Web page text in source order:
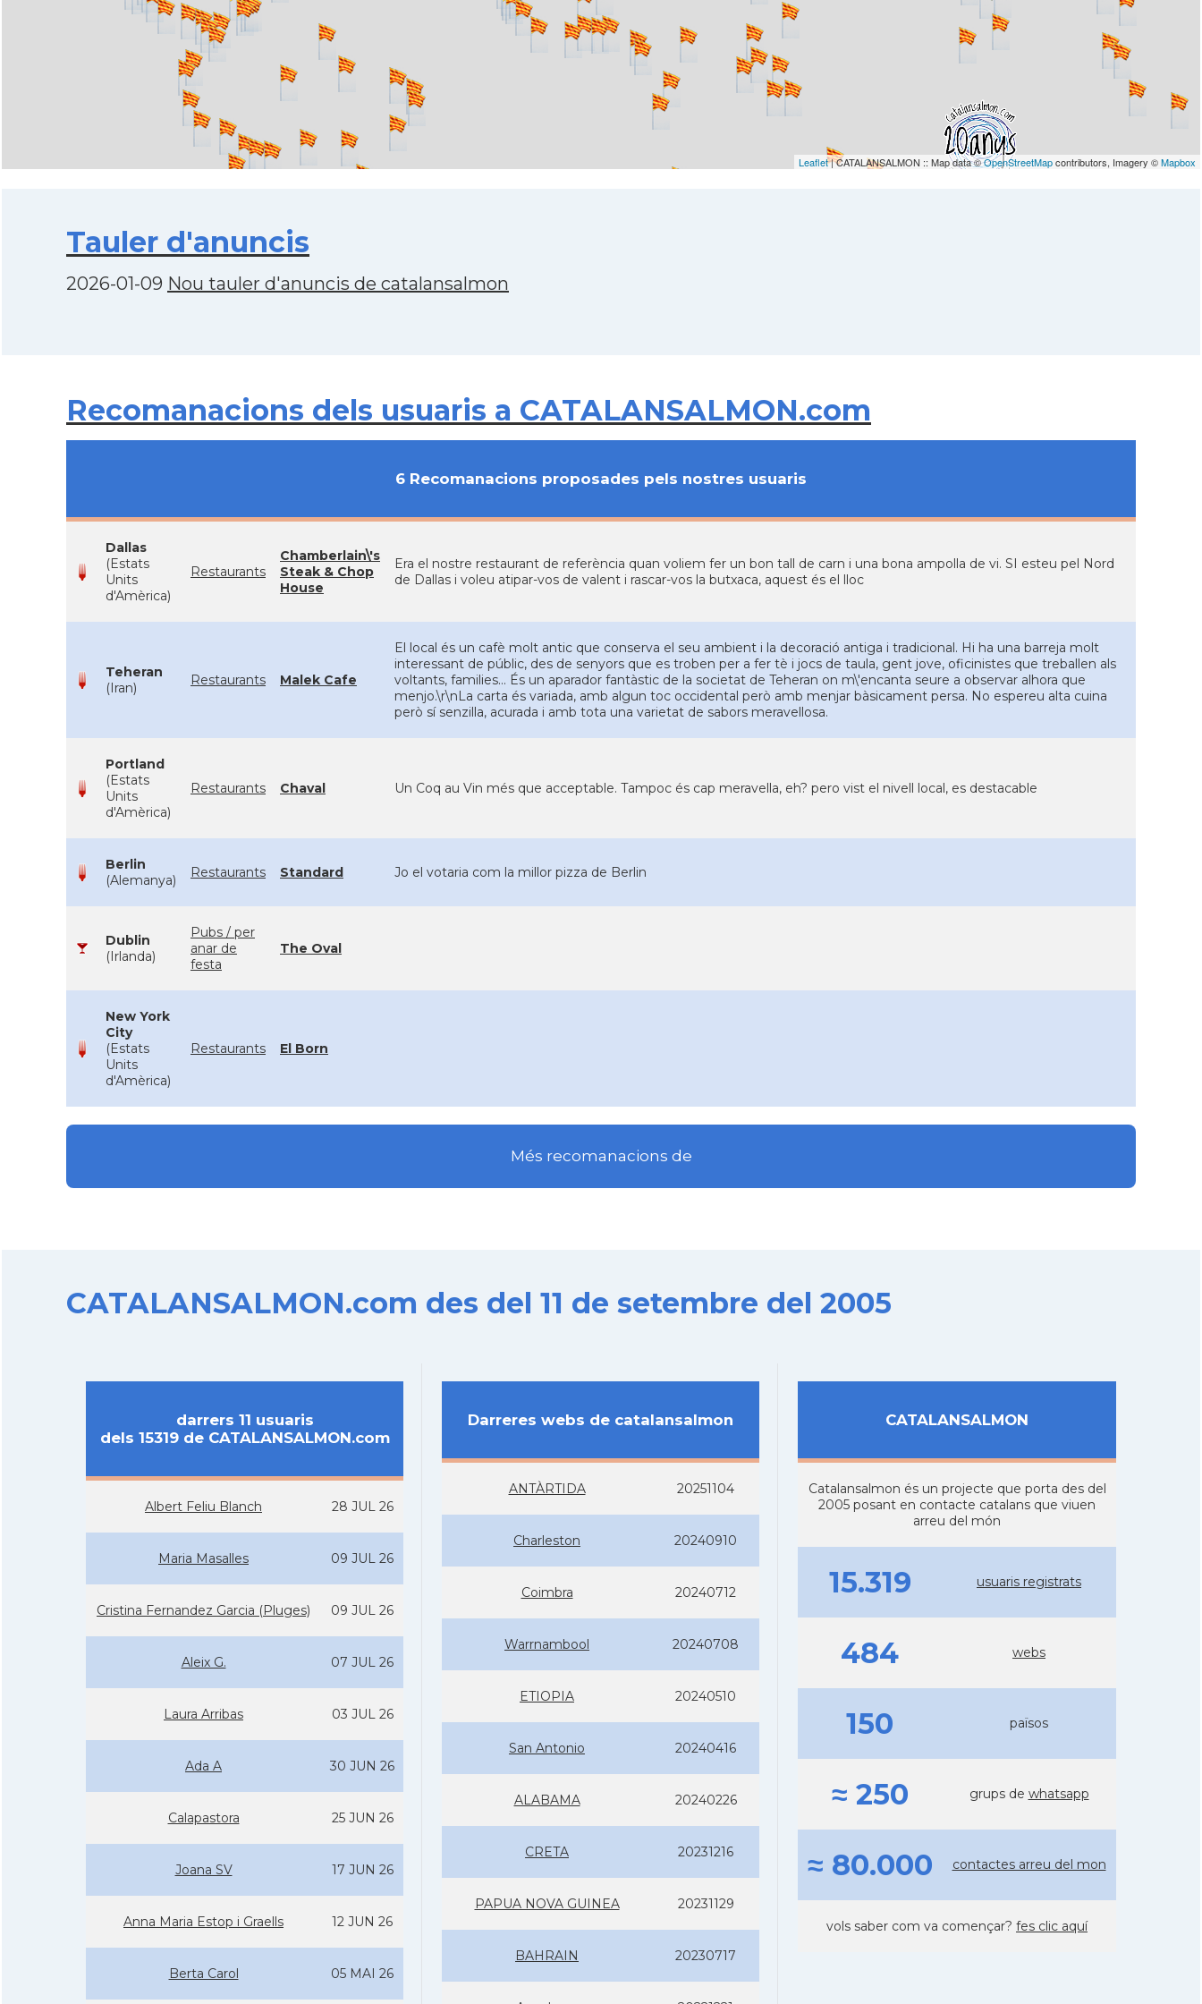
Leaflet| CATALANSALMON :: Map data ©OpenStreetMapcontributors, Imagery ©Mapbox
Tauler d'anuncis
2026-01-09 Nou tauler d'anuncis de catalansalmon
Recomanacions dels usuaris a CATALANSALMON.com
6 Recomanacions proposades pels nostres usuaris
Dallas
(Estats
Units
d'Amèrica)
Restaurants
Chamberlain\'s
Steak & Chop
House
Era el nostre restaurant de referència quan voliem fer un bon tall de carn i una bona ampolla de vi. SI esteu pel Nord
de Dallas i voleu atipar-vos de valent i rascar-vos la butxaca, aquest és el lloc
Teheran
(Iran)
Restaurants Malek Cafe
El local és un cafè molt antic que conserva el seu ambient i la decoració antiga i tradicional. Hi ha una barreja molt
interessant de públic, des de senyors que es troben per a fer tè i jocs de taula, gent jove, oficinistes que treballen als
voltants, families... És un aparador fantàstic de la societat de Teheran on m\'encanta seure a observar alhora que
menjo.\r\nLa carta és variada, amb algun toc occidental però amb menjar bàsicament persa. No espereu alta cuina
però sí senzilla, acurada i amb tota una varietat de sabors meravellosa.
Portland
(Estats
Units
d'Amèrica)
Restaurants Chaval Un Coq au Vin més que acceptable. Tampoc és cap meravella, eh? pero vist el nivell local, es destacable
Berlin
(Alemanya)
Restaurants Standard Jo el votaria com la millor pizza de Berlin
Dublin
(Irlanda)
Pubs / per
anar de
festa
The Oval
New York
City
(Estats
Units
d'Amèrica)
Restaurants El Born
Més recomanacions de
CATALANSALMON.com des del 11 de setembre del 2005
darrers 11 usuaris
dels 15319 de CATALANSALMON.com
Albert Feliu Blanch 28 JUL 26
Maria Masalles 09 JUL 26
Cristina Fernandez Garcia (Pluges) 09 JUL 26
Aleix G. 07 JUL 26
Laura Arribas 03 JUL 26
Ada A 30 JUN 26
Calapastora 25 JUN 26
Joana SV 17 JUN 26
Anna Maria Estop i Graells 12 JUN 26
Berta Carol 05 MAI 26
Darreres webs de catalansalmon
ANTÀRTIDA 20251104
Charleston 20240910
Coimbra 20240712
Warrnambool 20240708
ETIOPIA 20240510
San Antonio 20240416
ALABAMA 20240226
CRETA 20231216
PAPUA NOVA GUINEA 20231129
BAHRAIN 20230717
CATALANSALMON
Catalansalmon és un projecte que porta des del
2005 posant en contacte catalans que viuen
arreu del món
15.319 usuaris registrats
484 webs
150 països
≈ 250 grups de whatsapp
≈ 80.000 contactes arreu del mon
vols saber com va començar? fes clic aquí